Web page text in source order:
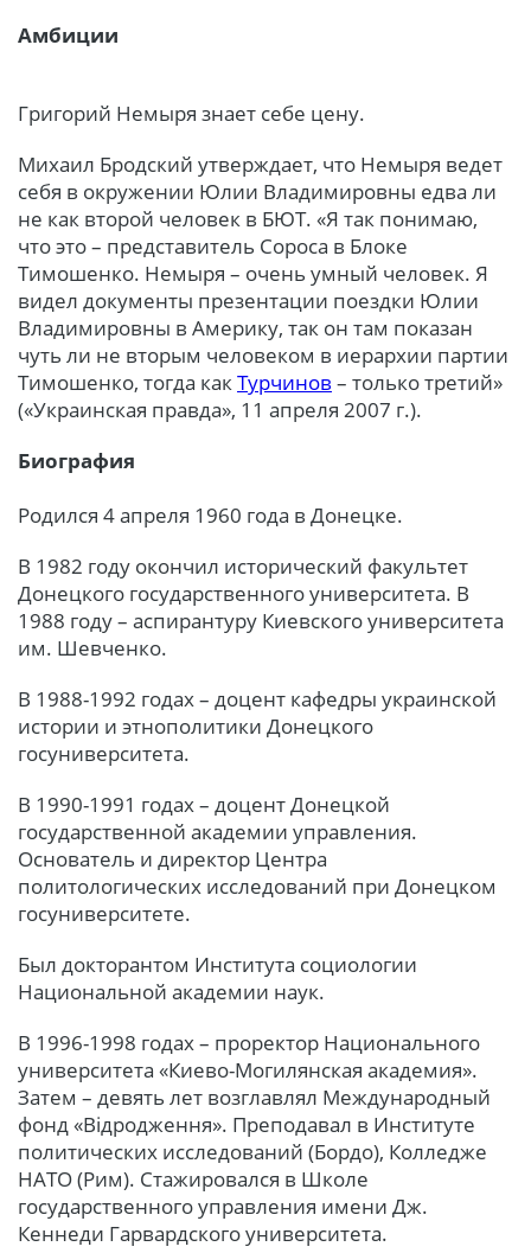
Амбиции
Григорий Немыря знает себе цену.
Михаил Бродский утверждает, что Немыря ведет
себя в окружении Юлии Владимировны едва ли
не как второй человек в БЮТ. «Я так понимаю,
что это – представитель Сороса в Блоке
Тимошенко. Немыря – очень умный человек. Я
видел документы презентации поездки Юлии
Владимировны в Америку, так он там показан
чуть ли не вторым человеком в иерархии партии
Тимошенко, тогда какТурчинов – только третий»
(«Украинская правда», 11 апреля 2007 г.).
Биография
Родился 4 апреля 1960 года в Донецке.
В 1982 году окончил исторический факультет
Донецкого государственного университета. В
1988 году – аспирантуру Киевского университета
им. Шевченко.
В 1988-1992 годах – доцент кафедры украинской
истории и этнополитики Донецкого
госуниверситета.
В 1990-1991 годах – доцент Донецкой
государственной академии управления.
Основатель и директор Центра
политологических исследований при Донецком
госуниверситете.
Был докторантом Института социологии
Национальной академии наук.
В 1996-1998 годах – проректор Национального
университета «Киево-Могилянская академия».
Затем – девять лет возглавлял Международный
фонд «Відродження». Преподавал в Институте
политических исследований (Бордо), Колледже
НАТО (Рим). Стажировался в Школе
государственного управления имени Дж.
Кеннеди Гарвардского университета.